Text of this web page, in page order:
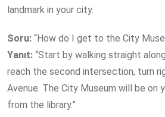
landmark in your city.
Soru: “How do I get to the City
Yanıt: “Start by walking straight
reach the second intersection, turn
Avenue. The City Museum will be on
from the library.”